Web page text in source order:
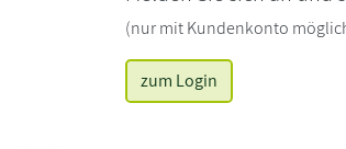
(nur mit Kundenkonto
zum Login